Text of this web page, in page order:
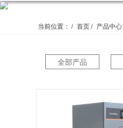
当前位置： / 首页 / 产品中心
全部产品